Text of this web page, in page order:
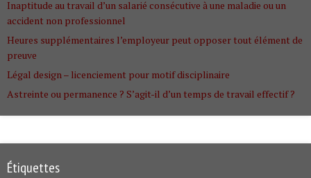
Inaptitude au travail d’un salarié consécutive à une maladie ou un
accident non professionnel
Heures supplémentaires l’employeur peut opposer tout élément de
preuve
Légal design – licenciement pour motif disciplinaire
Astreinte ou permanence ? S’agit-il d’un temps de travail effectif ?
Étiquettes